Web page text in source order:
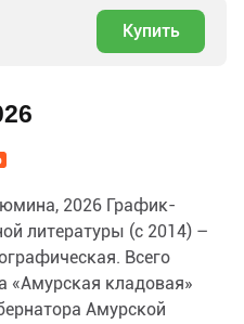
Купить
2026 График-
литературы (с 2014) –
Всего
«Амурская кладовая»
Амурской